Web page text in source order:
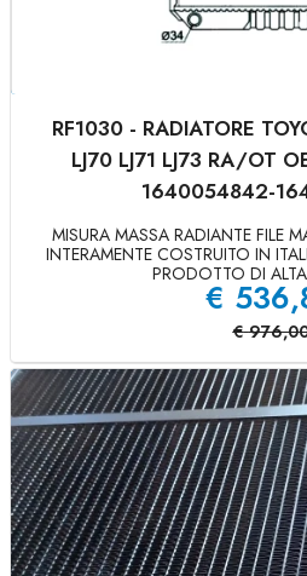
RF1030 - RADIATORE
LJ70 LJ71 LJ73 RA/OT
1640054842-
MISURA MASSA RADIANTE FILE
INTERAMENTE COSTRUITO IN
PRODOTTO DI
€
€